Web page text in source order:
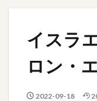
イスラ
ロン・
2022-09-18